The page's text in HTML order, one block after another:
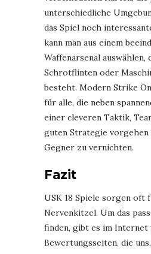
unterschiedliche
das Spiel noch
kann man aus einem
Waffenarsenal auswählen,
Schrotflinten oder
besteht. Modern Strike
für alle, die neben
einer cleveren Taktik,
guten Strategie vorgehen
Gegner zu vernichten.
Fazit
USK 18 Spiele sorgen oft
Nervenkitzel. Um das
finden, gibt es im Internet
Bewertungsseiten, die